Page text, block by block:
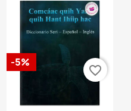
-5%
favorite_border